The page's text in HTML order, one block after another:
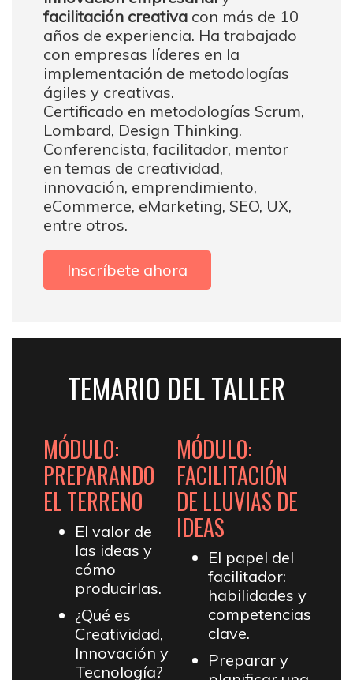
facilitación creativa con más de 10
años de experiencia. Ha trabajado
con empresas líderes en la
implementación de metodologías
ágiles y creativas.
Certificado en metodologías Scrum,
Lombard, Design Thinking.
Conferencista, facilitador, mentor
en temas de creatividad,
innovación, emprendimiento,
eCommerce, eMarketing, SEO, UX,
entre otros.
Inscríbete ahora
TEMARIO DEL TALLER
MÓDULO:
PREPARANDO
EL TERRENO
El valor de
las ideas y
cómo
producirlas.
¿Qué es
Creatividad,
Innovación y
Tecnología?
MÓDULO:
FACILITACIÓN
DE LLUVIAS DE
IDEAS
El papel del
facilitador:
habilidades y
competencias
clave.
Preparar y